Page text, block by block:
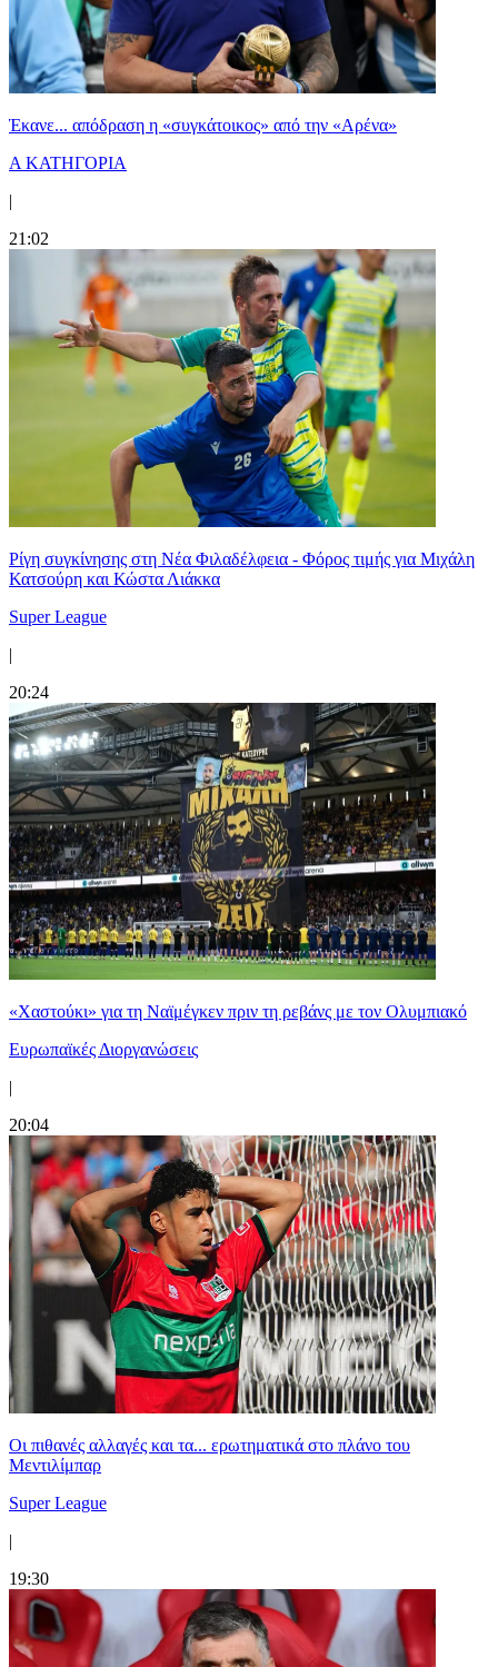
Έκανε... απόδραση η «συγκάτοικος» από την «Αρένα»
Α ΚΑΤΗΓΟΡΙΑ
|
21:02
Ρίγη συγκίνησης στη Νέα Φιλαδέλφεια - Φόρος τιμής για Μιχάλη
Κατσούρη και Κώστα Λιάκκα
Super League
|
20:24
«Χαστούκι» για τη Ναϊμέγκεν πριν τη ρεβάνς με τον Ολυμπιακό
Ευρωπαϊκές Διοργανώσεις
|
20:04
Οι πιθανές αλλαγές και τα... ερωτηματικά στο πλάνο του
Μεντιλίμπαρ
Super League
|
19:30